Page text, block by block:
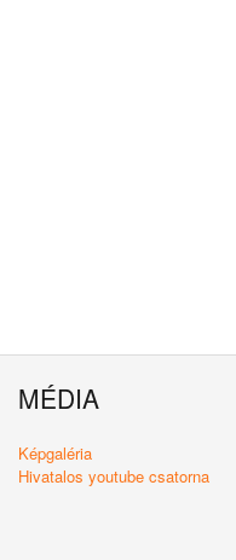
MÉDIA
Képgaléria
Hivatalos youtube csatorna